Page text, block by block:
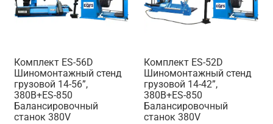
Комплект ES-56D
Шиномонтажный стенд
грузовой 14-56”,
380В+ES-850
Балансировочный
станок 380V
Комплект ES-52D
Шиномонтажный стенд
грузовой 14-42”,
380В+ES-850
Балансировочный
станок 380V